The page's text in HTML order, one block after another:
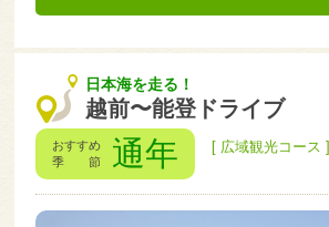
日本海を走る！
越前〜能登ドライブ
おすすめ
季 節
通年 [ 広域観光コース ]